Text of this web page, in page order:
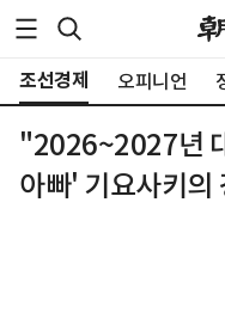
조선경제 오피니언
"2026~2027년
아빠' 기요사키의